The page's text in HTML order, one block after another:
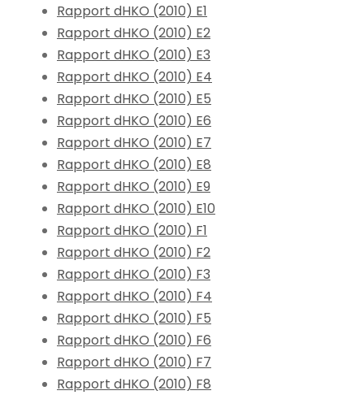
Rapport dHKO (2010) E1
Rapport dHKO (2010) E2
Rapport dHKO (2010) E3
Rapport dHKO (2010) E4
Rapport dHKO (2010) E5
Rapport dHKO (2010) E6
Rapport dHKO (2010) E7
Rapport dHKO (2010) E8
Rapport dHKO (2010) E9
Rapport dHKO (2010) E10
Rapport dHKO (2010) F1
Rapport dHKO (2010) F2
Rapport dHKO (2010) F3
Rapport dHKO (2010) F4
Rapport dHKO (2010) F5
Rapport dHKO (2010) F6
Rapport dHKO (2010) F7
Rapport dHKO (2010) F8